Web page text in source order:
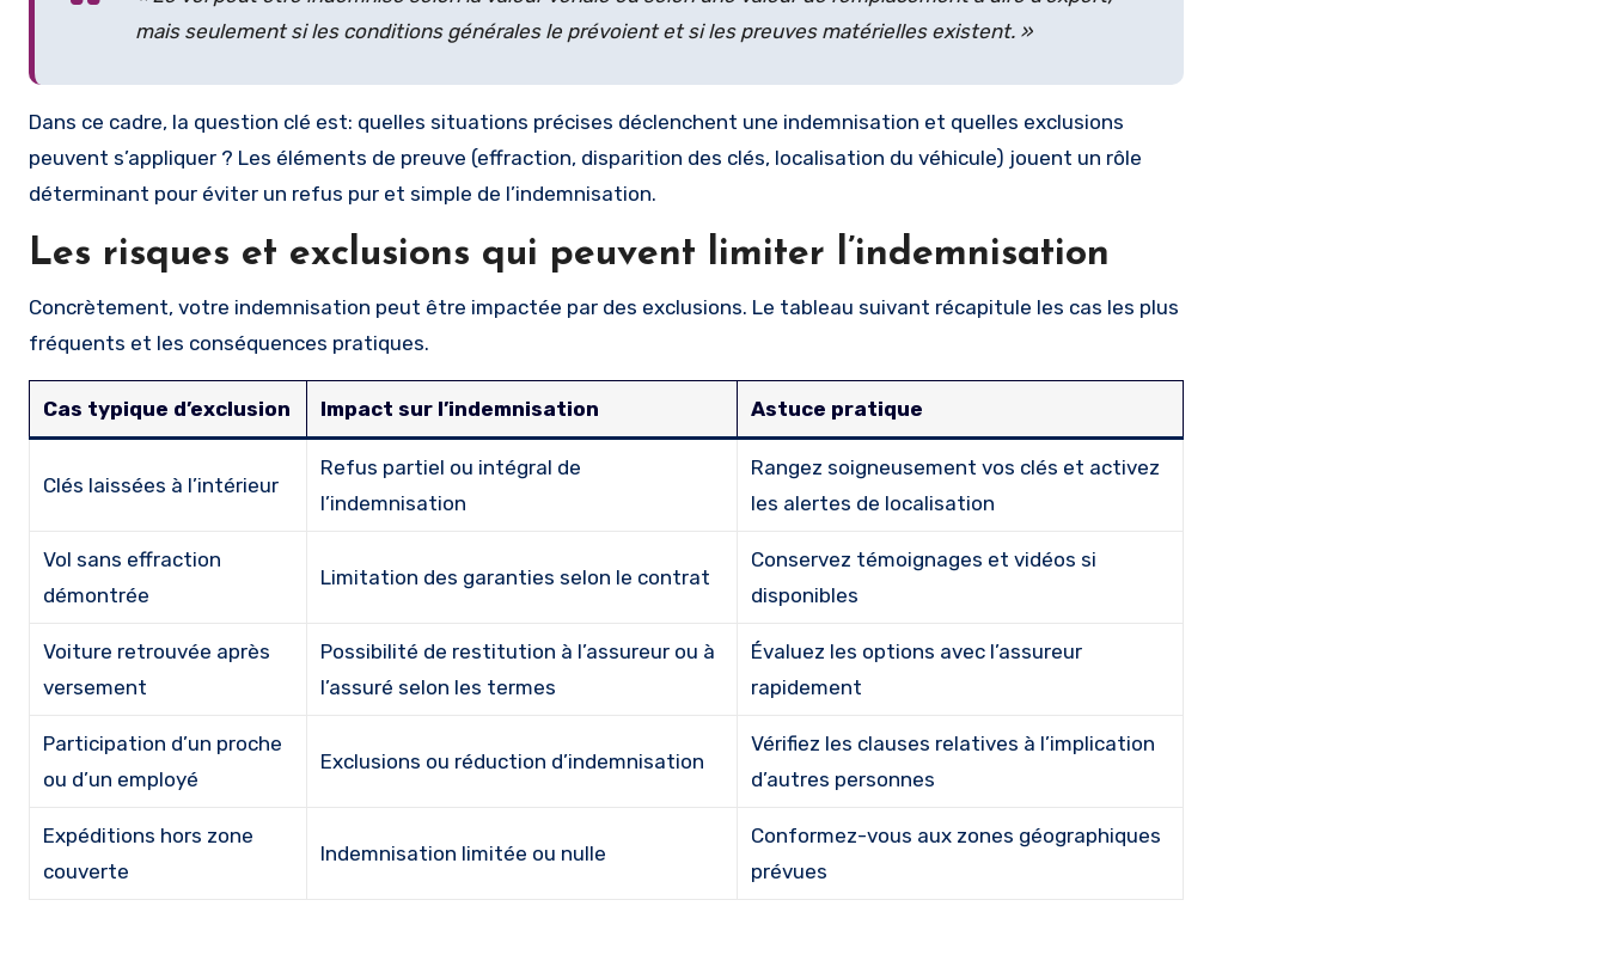
mais seulement si les conditions générales le prévoient et si les preuves matérielles existent. »
Dans ce cadre, la question clé est: quelles situations précises déclenchent une indemnisation et quelles exclusions
peuvent s’appliquer ? Les éléments de preuve (effraction, disparition des clés, localisation du véhicule) jouent un rôle
déterminant pour éviter un refus pur et simple de l’indemnisation.
Les risques et exclusions qui peuvent limiter l’indemnisation
Concrètement, votre indemnisation peut être impactée par des exclusions. Le tableau suivant récapitule les cas les plus
fréquents et les conséquences pratiques.
Cas typique d’exclusion Impact sur l’indemnisation Astuce pratique
Clés laissées à l’intérieur
Refus partiel ou intégral de
l’indemnisation
Rangez soigneusement vos clés et activez
les alertes de localisation
Vol sans effraction
démontrée
Limitation des garanties selon le contrat
Conservez témoignages et vidéos si
disponibles
Voiture retrouvée après
versement
Possibilité de restitution à l’assureur ou à
l’assuré selon les termes
Évaluez les options avec l’assureur
rapidement
Participation d’un proche
ou d’un employé
Exclusions ou réduction d’indemnisation
Vérifiez les clauses relatives à l’implication
d’autres personnes
Expéditions hors zone
couverte
Indemnisation limitée ou nulle
Conformez-vous aux zones géographiques
prévues